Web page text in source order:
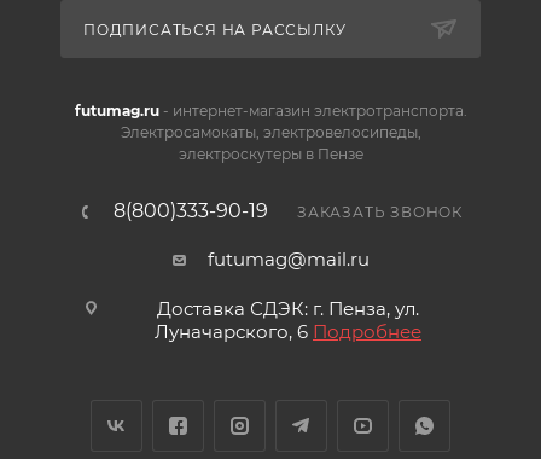
ПОДПИСАТЬСЯ НА РАССЫЛКУ
futumag.ru- интернет-магазин электротранспорта.
Электросамокаты, электровелосипеды,
электроскутеры в Пензе
8(800)333-90-19 ЗАКАЗАТЬ ЗВОНОК
futumag@mail.ru
Доставка СДЭК: г. Пенза, ул.
Луначарского, 6 Подробнее